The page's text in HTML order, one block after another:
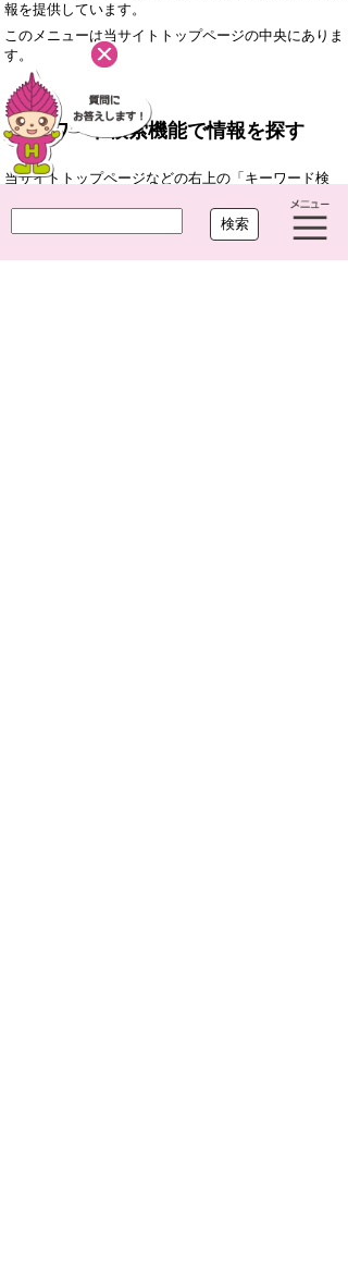
報を提供しています。
このメニューは当サイトトップページの中央にありま
す。
キーワード検索機能で情報を探す
当サイトトップページなどの右上の「キーワード検
索」機能を使って、お探しの情報を検索することがで